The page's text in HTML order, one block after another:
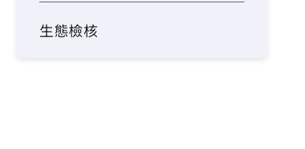
生態檢核